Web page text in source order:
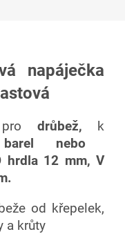
napáječka
pro drůbež,
k
nebo
hrdla 12 mm, V
od křepelek,
a krůty